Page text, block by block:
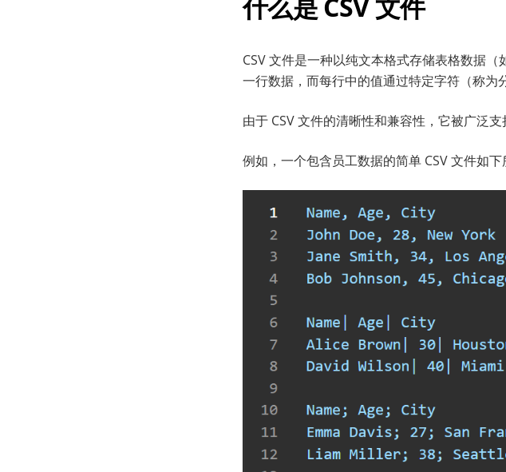
CSV 文件是一种以纯文本格式存储表格数据
一行数据，而每行中的值通过特定字符（称为
由于 CSV 文件的清晰性和兼容性，它被广泛
例如，一个包含员工数据的简单 CSV 文件如下